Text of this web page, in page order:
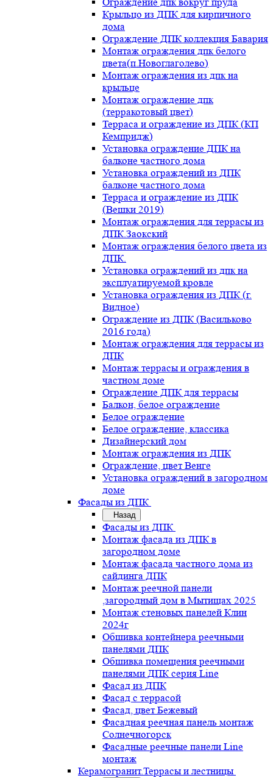
Крыльцо из ДПК для кирпичного
дома
Ограждение ДПК коллекция Бавария
Монтаж ограждения дпк белого
цвета(п.Новоглаголево)
Монтаж ограждения из дпк на
крыльце
Монтаж ограждение дпк
(терракотовый цвет)
Терраса и ограждение из ДПК (КП
Кемпридж)
Установка ограждение ДПК на
балконе частного дома
Установка ограждений из ДПК
балконе частного дома
Терраса и ограждение из ДПК
(Вешки 2019)
Монтаж ограждения для террасы из
ДПК.Заокский
Монтаж ограждения белого цвета из
ДПК.
Установка ограждений из дпк на
эксплуатируемой кровле
Установка ограждения из ДПК (г.
Видное)
Ограждение из ДПК (Васильково
2016 года)
Монтаж ограждения для террасы из
ДПК
Монтаж террасы и ограждения в
частном доме
Ограждение ДПК для террасы
Балкон, белое ограждение
Белое ограждение
Белое ограждение, классика
Дизайнерский дом
Монтаж ограждения из ДПК
Ограждение, цвет Венге
Установка ограждений в загородном
доме
Фасады из ДПК
Назад
Фасады из ДПК
Монтаж фасада из ДПК в
загородном доме
Монтаж фасада частного дома из
сайдинга ДПК
Монтаж реечной панели
,загородный дом в Мытищах 2025
Монтаж стеновых панелей Клин
2024г
Обшивка контейнера реечными
панелями ДПК
Обшивка помещения реечными
панелями ДПК серия Line
Фасад из ДПК
Фасад с террасой
Фасад, цвет Бежевый
Фасадная реечная панель монтаж
Солнечногорск
Фасадные реечные панели Line
монтаж
Керамогранит.Террасы и лестницы